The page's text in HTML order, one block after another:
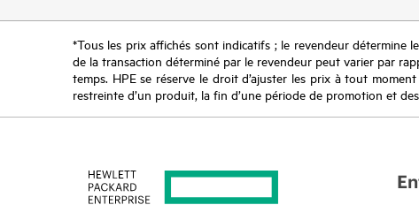
*Tous les prix affichés sont indicatifs ; le revendeur détermine
de la transaction déterminé par le revendeur peut varier par
temps. HPE se réserve le droit d’ajuster les prix à tout
restreinte d’un produit, la fin d’une période de promotion et